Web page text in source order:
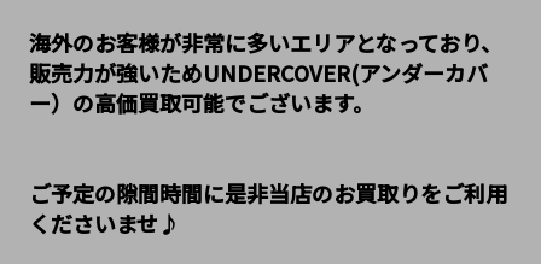
海外のお客様が非常に多いエリアとなっており、
販売力が強いためUNDERCOVER(アンダーカバ
ー）の高価買取可能でございます。
ご予定の隙間時間に是非当店のお買取りをご利用
くださいませ♪